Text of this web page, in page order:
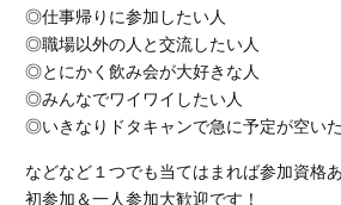
◎仕事帰りに参加したい人
◎職場以外の人と交流したい人
◎とにかく飲み会が大好きな人
◎みんなでワイワイしたい人
◎いきなりドタキャンで急に予定が空い
などなど１つでも当てはまれば参加資格
初参加＆一人参加大歓迎です！